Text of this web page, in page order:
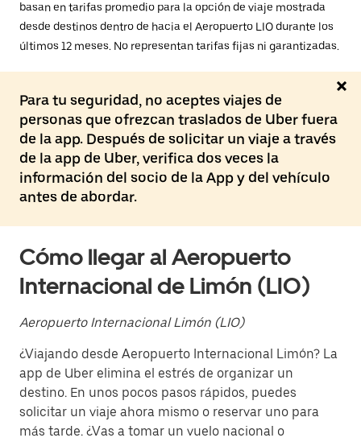
basan en tarifas promedio para la opción de viaje mostrada
desde destinos dentro de hacia el Aeropuerto LIO durante los
últimos 12 meses. No representan tarifas fijas ni garantizadas.
Para tu seguridad, no aceptes viajes de
personas que ofrezcan traslados de Uber fuera
de la app. Después de solicitar un viaje a través
de la app de Uber, verifica dos veces la
información del socio de la App y del vehículo
antes de abordar.
Cómo llegar al Aeropuerto
Internacional de Limón (LIO)
Aeropuerto Internacional Limón (LIO)
¿Viajando desde Aeropuerto Internacional Limón? La
app de Uber elimina el estrés de organizar un
destino. En unos pocos pasos rápidos, puedes
solicitar un viaje ahora mismo o reservar uno para
más tarde. ¿Vas a tomar un vuelo nacional o